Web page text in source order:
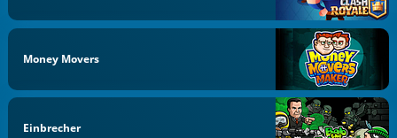
Money Movers
Einbrecher